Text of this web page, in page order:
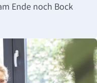
Ende noch Bock